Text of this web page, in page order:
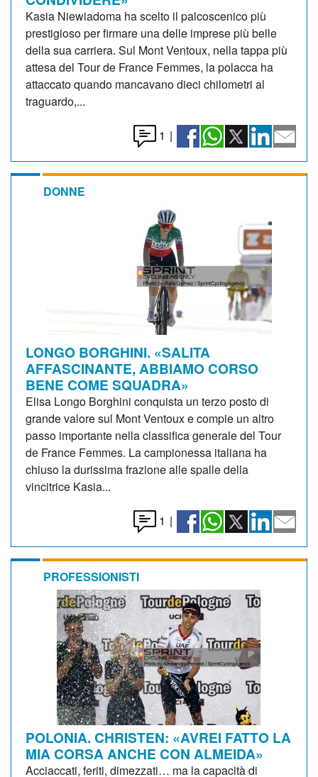
Kasia Niewiadoma ha scelto il palcoscenico più
prestigioso per firmare una delle imprese più belle
della sua carriera. Sul Mont Ventoux, nella tappa più
attesa del Tour de France Femmes, la polacca ha
attaccato quando mancavano dieci chilometri al
traguardo,...
1 |
DONNE
LONGO BORGHINI. «SALITA
AFFASCINANTE, ABBIAMO CORSO
BENE COME SQUADRA»
Elisa Longo Borghini conquista un terzo posto di
grande valore sul Mont Ventoux e compie un altro
passo importante nella classifica generale del Tour
de France Femmes. La campionessa italiana ha
chiuso la durissima frazione alle spalle della
vincitrice Kasia...
1 |
PROFESSIONISTI
POLONIA. CHRISTEN: «AVREI FATTO LA
MIA CORSA ANCHE CON ALMEIDA»
Acciaccati, feriti, dimezzati… ma la capacità di